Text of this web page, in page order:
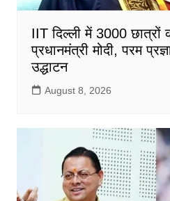
IIT दिल्ली में 3000 छात्रों
प्रधानमंत्री मोदी, परम
उद्धाटन
August 8, 2026